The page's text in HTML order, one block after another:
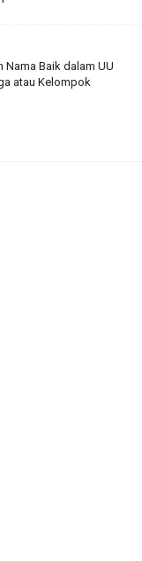
Nama Baik dalam UU
atau Kelompok